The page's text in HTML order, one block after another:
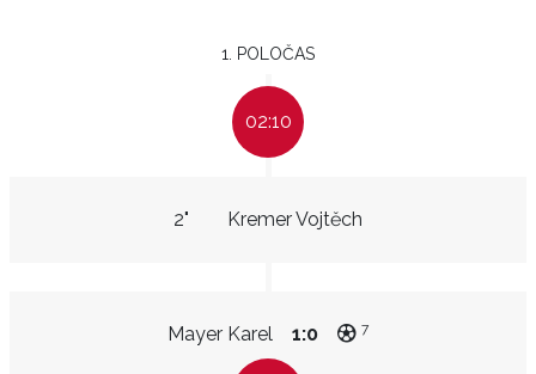
1. POLOČAS
02:10
Kremer Vojtěch
2"
Mayer Karel 1:0 7